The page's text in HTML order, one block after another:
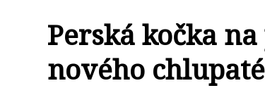
Perská kočka
nového